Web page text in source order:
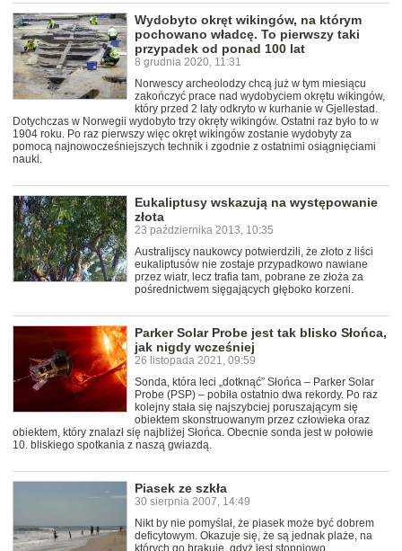
Wydobyto okręt wikingów, na którym
pochowano władcę. To pierwszy taki
przypadek od ponad 100 lat
8 grudnia 2020, 11:31
Norwescy archeolodzy chcą już w tym miesiącu
zakończyć prace nad wydobyciem okrętu wikingów,
który przed 2 laty odkryto w kurhanie w Gjellestad.
Dotychczas w Norwegii wydobyto trzy okręty wikingów. Ostatni raz było to w
1904 roku. Po raz pierwszy więc okręt wikingów zostanie wydobyty za
pomocą najnowocześniejszych technik i zgodnie z ostatnimi osiągnięciami
nauki.
Eukaliptusy wskazują na występowanie
złota
23 października 2013, 10:35
Australijscy naukowcy potwierdzili, że złoto z liści
eukaliptusów nie zostaje przypadkowo nawiane
przez wiatr, lecz trafia tam, pobrane ze złoża za
pośrednictwem sięgających głęboko korzeni.
Parker Solar Probe jest tak blisko Słońca,
jak nigdy wcześniej
26 listopada 2021, 09:59
Sonda, która leci „dotknąć” Słońca – Parker Solar
Probe (PSP) – pobiła ostatnio dwa rekordy. Po raz
kolejny stała się najszybciej poruszającym się
obiektem skonstruowanym przez człowieka oraz
obiektem, który znalazł się najbliżej Słońca. Obecnie sonda jest w połowie
10. bliskiego spotkania z naszą gwiazdą.
Piasek ze szkła
30 sierpnia 2007, 14:49
Nikt by nie pomyślał, że piasek może być dobrem
deficytowym. Okazuje się, że są jednak plaże, na